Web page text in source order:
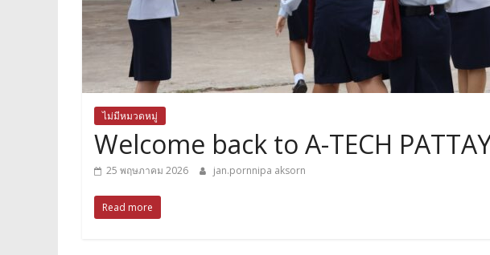
ไม่มีหมวดหมู่
Welcome back to A-TECH
25 พฤษภาคม 2026 jan.pornnipa aksorn
Read more